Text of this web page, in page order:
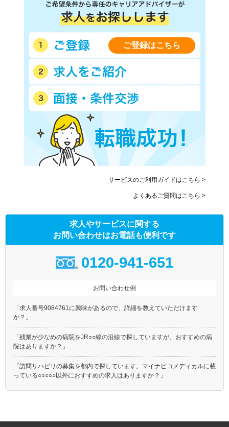
ご登録はこちら
サービスのご利用ガイドはこちら >
よくあるご質問はこちら >
求人やサービスに関する
お問い合わせはお電話も便利です
0120-941-651
お問い合わせ例
「求人番号9084761に興味があるので、詳細を教えていただけます
か？」
「残業が少なめの病院をJR○○線の沿線で探していますが、おすすめの病
院はありますか？」
「訪問リハビリの募集を都内で探しています。マイナビコメディカルに載
っている○○○○○以外におすすめの求人はありますか？」